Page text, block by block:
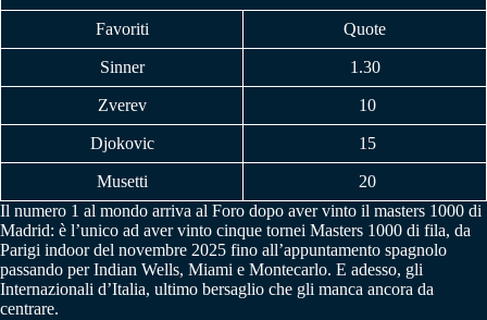
Favoriti Quote
Sinner 1.30
Zverev 10
Djokovic 15
Musetti
20
Il numero 1 al mondo arriva al Foro dopo aver vinto il masters 1000 di
Madrid: è l’unico ad aver vinto cinque tornei Masters 1000 di fila, da
Parigi indoor del novembre 2025 fino all’appuntamento spagnolo
passando per Indian Wells, Miami e Montecarlo. E adesso, gli
Internazionali d’Italia, ultimo bersaglio che gli manca ancora da
centrare.